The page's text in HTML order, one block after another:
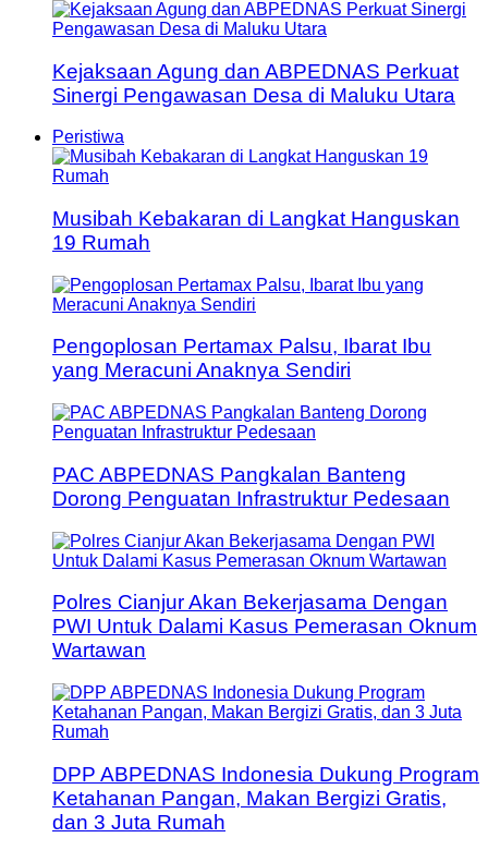
Kejaksaan Agung dan ABPEDNAS Perkuat
Sinergi Pengawasan Desa di Maluku Utara
Peristiwa
Musibah Kebakaran di Langkat Hanguskan
19 Rumah
Pengoplosan Pertamax Palsu, Ibarat Ibu
yang Meracuni Anaknya Sendiri
PAC ABPEDNAS Pangkalan Banteng
Dorong Penguatan Infrastruktur Pedesaan
Polres Cianjur Akan Bekerjasama Dengan
PWI Untuk Dalami Kasus Pemerasan Oknum
Wartawan
DPP ABPEDNAS Indonesia Dukung Program
Ketahanan Pangan, Makan Bergizi Gratis,
dan 3 Juta Rumah